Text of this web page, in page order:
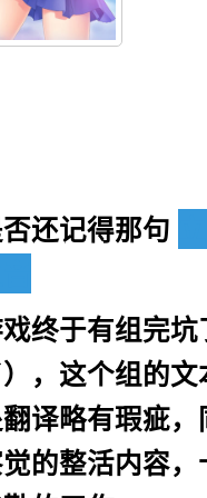
还记得那句
终于有组完坑
，这个组的文
译略有瑕疵，
的整活内容，